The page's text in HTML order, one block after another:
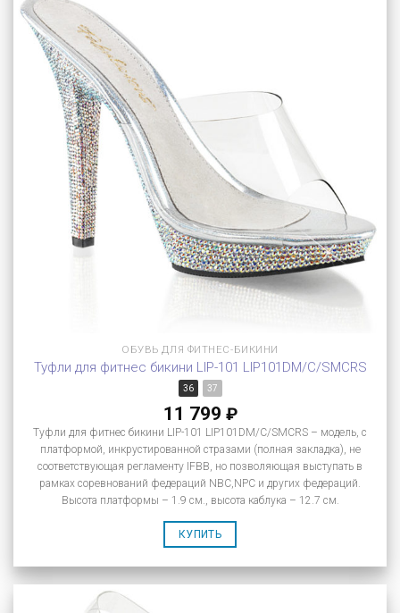
ОБУВЬ ДЛЯ ФИТНЕС-БИКИНИ
Туфли для фитнес бикини LIP-101 LIP101DM/C/SMCRS
36 37
11 799 ₽
Туфли для фитнес бикини LIP-101 LIP101DM/C/SMCRS – модель, с
платформой, инкрустированной стразами (полная закладка), не
соответствующая регламенту IFBB, но позволяющая выступать в
рамках соревнований федераций NBC,NPC и других федераций.
Высота платформы – 1.9 см., высота каблука – 12.7 см.
КУПИТЬ